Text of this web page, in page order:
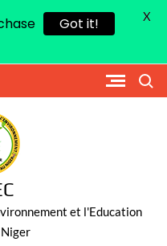
et l'Education
Got it! X